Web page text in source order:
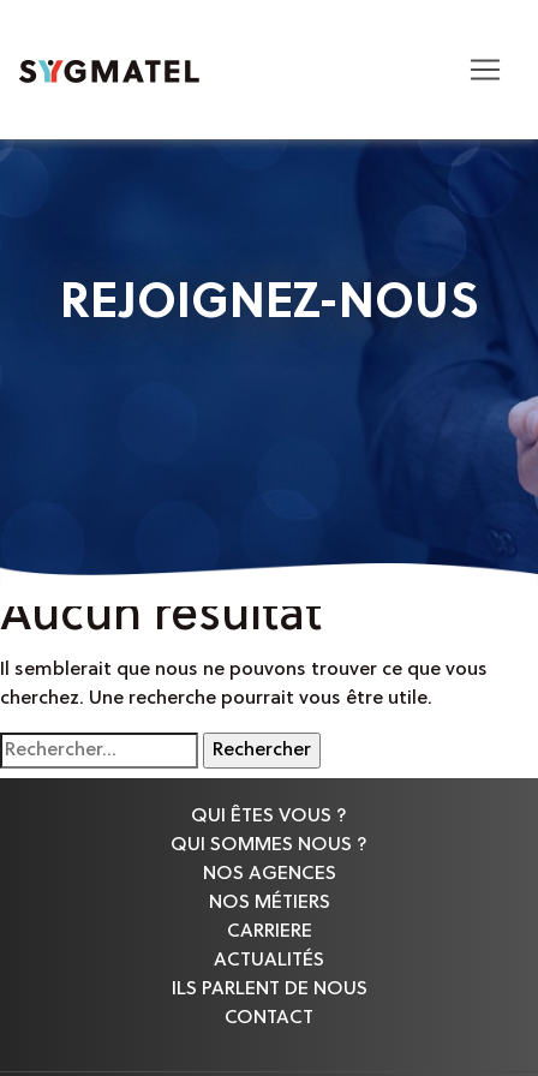
REJOIGNEZ-NOUS
Aucun résultat
Il semblerait que nous ne pouvons trouver ce que vous
cherchez. Une recherche pourrait vous être utile.
Rechercher :
QUI ÊTES VOUS ?
QUI SOMMES NOUS ?
NOS AGENCES
NOS MÉTIERS
CARRIERE
ACTUALITÉS
ILS PARLENT DE NOUS
CONTACT